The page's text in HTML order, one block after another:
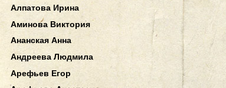
Алпатова Ирина
Аминова Виктория
Ананская Анна
Андреева Людмила
Арефьев Егор